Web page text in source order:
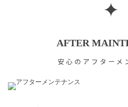
✦
AFTER
安心のアフターメ